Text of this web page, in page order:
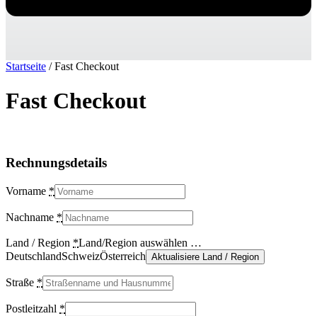
Startseite / Fast Checkout
Fast Checkout
Rechnungsdetails
Vorname *
Nachname *
Land / Region *Land/Region auswählen …
DeutschlandSchweizÖsterreich Aktualisiere Land / Region
Straße *
Postleitzahl *